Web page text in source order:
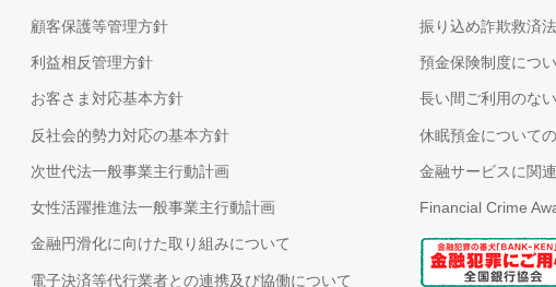
顧客保護等管理方針
利益相反管理方針
お客さま対応基本方針
反社会的勢力対応の基本方針
次世代法一般事業主行動計画
女性活躍推進法一般事業主行動計画
金融円滑化に向けた取り組みについて
電子決済等代行業者との連携及び協働について
振り込め詐欺救済法
預金保険制度につ
長い間ご利用のな
休眠預金について
金融サービスに関
Financial Crime